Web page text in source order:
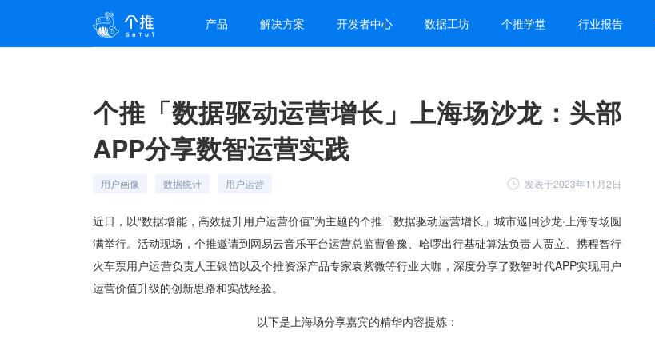
产品 解决方案 开发者中心 数据工坊 个推学堂 行业报告
个推「数据驱动运营增长」上海场沙龙：头部
APP分享数智运营实践
用户画像 数据统计 用户运营 发表于2023年11月2日